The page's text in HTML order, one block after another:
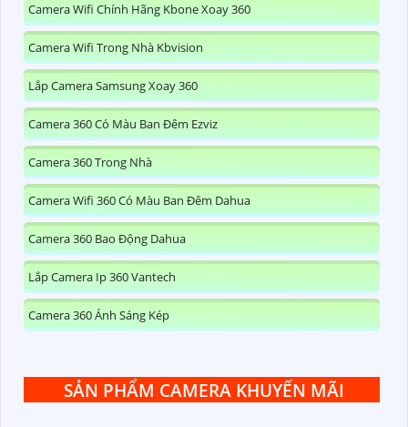
Camera Wifi Chính Hãng Kbone Xoay 360
Camera Wifi Trong Nhà Kbvision
Lắp Camera Samsung Xoay 360
Camera 360 Có Màu Ban Đêm Ezviz
Camera 360 Trong Nhà
Camera Wifi 360 Có Màu Ban Đêm Dahua
Camera 360 Bao Động Dahua
Lắp Camera Ip 360 Vantech
Camera 360 Ánh Sáng Kép
SẢN PHẨM CAMERA KHUYẾN MÃI